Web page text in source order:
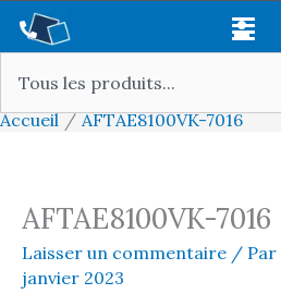
Aller
contenu
Main
Accueil
AFTAE8100VK-7016
AFTAE8100VK-7016
Laisser un commentaire / Par
janvier 2023